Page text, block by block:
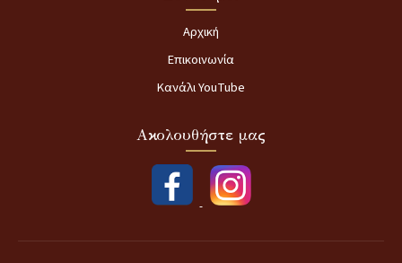
Αρχική
Επικοινωνία
Κανάλι YouTube
Ακολουθήστε μας